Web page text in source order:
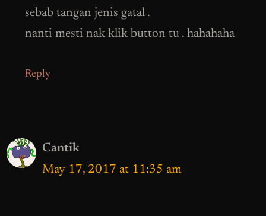
sebab tangan jenis gatal .
nanti mesti nak klik button tu . hahahaha
Reply
Cantik
May 17, 2017 at 11:35 am